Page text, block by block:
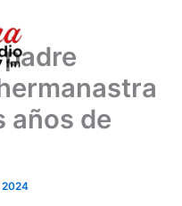
años de
2024